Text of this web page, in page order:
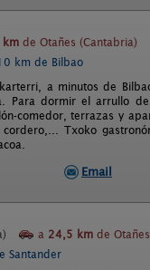
km de Otañes (Cantabria)
km de Bilbao
a minutos de
Para dormir el arrullo
comedor, terrazas y
Txoko
Email
a 24,5 km de
Santander